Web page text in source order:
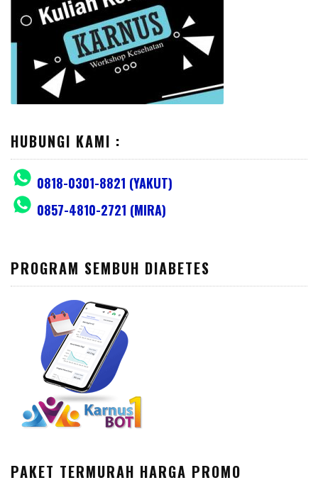
HUBUNGI KAMI :
0818-0301-8821 (YAKUT)
0857-4810-2721 (MIRA)
PROGRAM SEMBUH DIABETES
PAKET TERMURAH HARGA PROMO